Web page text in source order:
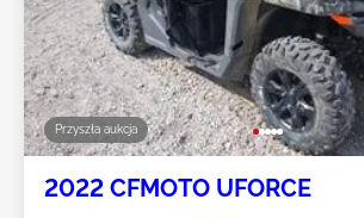
Przyszła aukcja
2022 CFMOTO UFORCE